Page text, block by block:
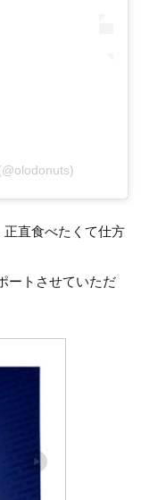
直食べたくて仕方
ートさせていただ